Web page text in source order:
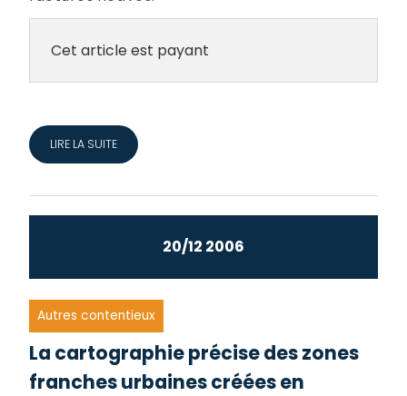
Cet article est payant
LIRE LA SUITE
20/12 2006
Autres contentieux
La cartographie précise des zones
franches urbaines créées en